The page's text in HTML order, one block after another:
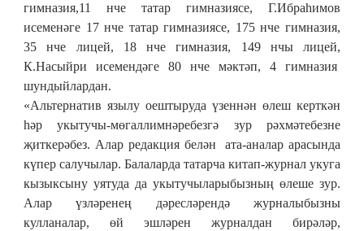
гимназия,11 нче татар гимназиясе, Г.Ибраһимов
исеменәге 17 нче татар гимназиясе, 175 нче гимназия,
35 нче лицей, 18 нче гимназия, 149 нчы лицей,
К.Насыйри исемендәге 80 нче мәктәп, 4 гимназия
шундыйлардан.
«Альтернатив язылу оештыруда үзеннән өлеш керткән
һәр укытучы-мөгаллимнәребезгә зур рәхмәтебезне
җиткерәбез. Алар редакция белән ата-аналар арасында
күпер салучылар. Балаларда татарча китап-журнал укуга
кызыксыну уятуда да укытучыларыбызның өлеше зур.
Алар үзләренең дәресләрендә журналыбызны
кулланалар, өй эшләрен журналдан бирәләр,